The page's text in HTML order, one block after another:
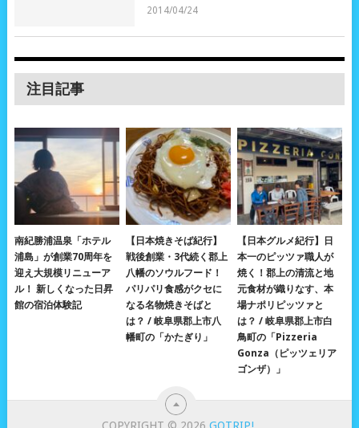
2014/04/24
注目記事
南紀勝浦温泉「ホテル
浦島」が創業70周年を
迎え大規模リニューア
ル！ 新しくなった日昇
館の宿泊体験記
【日本焼きそば紀行】
戦後創業・3代続く郡上
八幡のソウルフード！
パリパリ食感がクセに
なる名物焼きそばと
は？ / 岐阜県郡上市八
幡町の「かたぎり」
【日本グルメ紀行】日
本一のピッツァ職人が
焼く！郡上の清流と地
元食材が織りなす、本
場ナポリピッツァと
は？ / 岐阜県郡上市白
鳥町の「Pizzeria
Gonza（ピッツェリア
ゴンザ）」